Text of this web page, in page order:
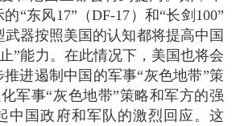
“东风17”（DF-17）和“长剑100”
武器按照美国的认知都将提高中国
”能力。在此情况下，美国也将会
进遏制中国的军事“灰色地带”策
军事“灰色地带”策略和军方的强
中国政府和军队的激烈回应。这